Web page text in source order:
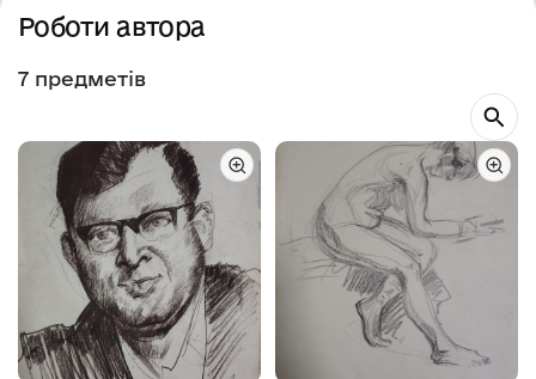
Роботи автора
7 предметів